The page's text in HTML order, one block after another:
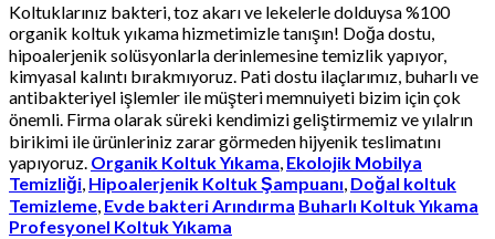
Koltuklarınız bakteri, toz akarı ve lekelerle dolduysa %100
organik koltuk yıkama hizmetimizle tanışın! Doğa dostu,
hipoalerjenik solüsyonlarla derinlemesine temizlik yapıyor,
kimyasal kalıntı bırakmıyoruz. Pati dostu ilaçlarımız, buharlı ve
antibakteriyel işlemler ile müşteri memnuiyeti bizim için çok
önemli. Firma olarak süreki kendimizi geliştirmemiz ve yılalrın
birikimi ile ürünleriniz zarar görmeden hijyenik teslimatını
yapıyoruz. Organik Koltuk Yıkama, Ekolojik Mobilya
Temizliği, Hipoalerjenik Koltuk Şampuanı, Doğal koltuk
Temizleme, Evde bakteri Arındırma Buharlı Koltuk Yıkama
Profesyonel Koltuk Yıkama